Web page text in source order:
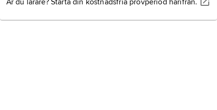
Är du lärare? Starta din kostnadsfria provperiod härifrån.